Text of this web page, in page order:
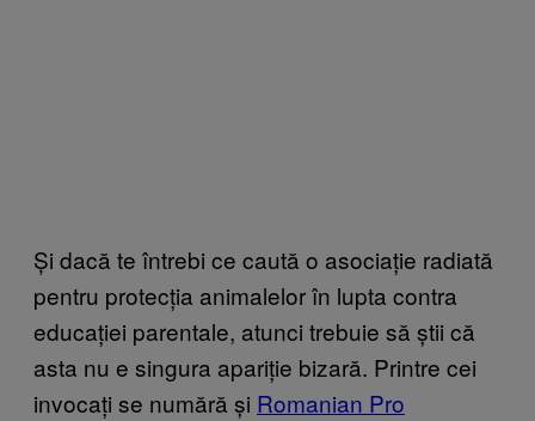
Și dacă te întrebi ce caută o asociație radiată
pentru protecția animalelor în lupta contra
educației parentale, atunci trebuie să știi că
asta nu e singura apariție bizară. Printre cei
invocați se numără și Romanian Pro